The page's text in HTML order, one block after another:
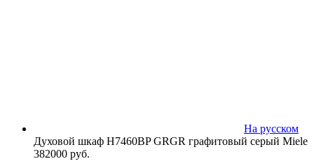
На русском
Духовой шкаф H7460BP GRGR графитовый серый Miele
382000 руб.